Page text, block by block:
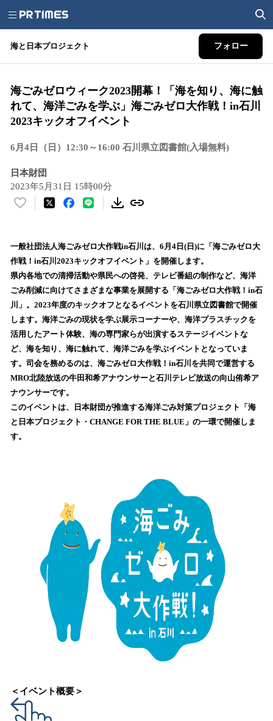
海と日本プロジェクト フォロー
海ごみゼロウィーク2023開幕！「海を知り、海に触
れて、海洋ごみを学ぶ」海ごみゼロ大作戦！in石川
2023キックオフイベント
6月4日（日）12:30～16:00 石川県立図書館(入場無料)
日本財団
2023年5月31日 15時00分
い
！
数
を
読
込
み
中
で
す
一般社団法人海ごみゼロ大作戦in石川は、6月4日(日)に「海ごみゼロ大
作戦！in石川2023キックオフイベント」を開催します。
県内各地での清掃活動や県民への啓発、テレビ番組の制作など、海洋
ごみ削減に向けてさまざまな事業を展開する「海ごみゼロ大作戦！in石
川」。2023年度のキックオフとなるイベントを石川県立図書館で開催
します。海洋ごみの現状を学ぶ展示コーナーや、海洋プラスチックを
活用したアート体験、海の専門家らが出演するステージイベントな
ど、海を知り、海に触れて、海洋ごみを学ぶイベントとなっていま
す。司会を務めるのは、海ごみゼロ大作戦！in石川を共同で運営する
MRO北陸放送の牛田和希アナウンサーと石川テレビ放送の向山侑希ア
ナウンサーです。
このイベントは、日本財団が推進する海洋ごみ対策プロジェクト「海
と日本プロジェクト・CHANGE FOR THE BLUE」の一環で開催しま
す。
＜イベント概要＞